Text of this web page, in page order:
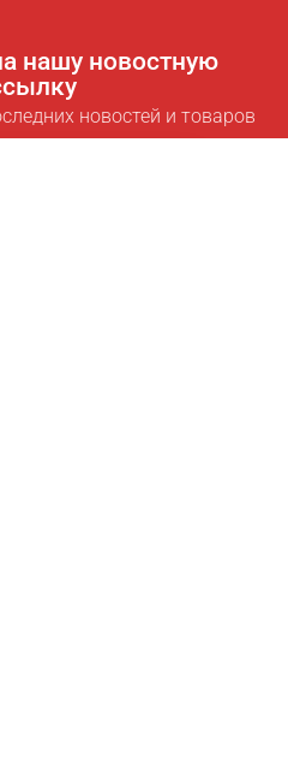
нашу новостную
новостей и товаров